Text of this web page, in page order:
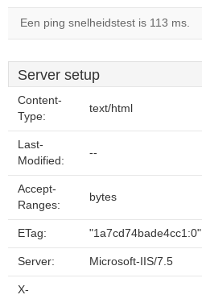
Een ping snelheidstest is 113 ms.
Server setup
Content-
Type:
text/html
Last-
Modified:
--
Accept-
Ranges:
bytes
ETag: "1a7cd74bade4cc1:0"
Server: Microsoft-IIS/7.5
X-